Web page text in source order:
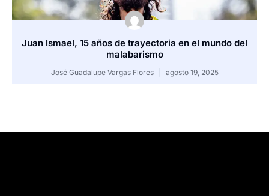
Juan Ismael, 15 años de trayectoria en el mundo del
malabarismo
José Guadalupe Vargas Flores agosto 19, 2025